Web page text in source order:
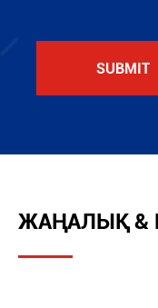
SUBMIT
ЖАҢАЛЫҚ &